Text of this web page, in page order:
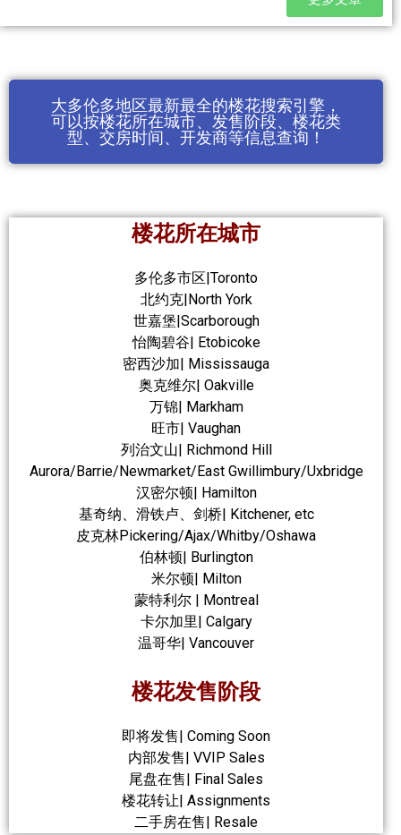
大多伦多地区最新最全的楼花搜索引擎，
可以按楼花所在城市、发售阶段、楼花类
型、交房时间、开发商等信息查询！
楼花所在城市
多伦多市区|Toronto
北约克|North York
世嘉堡|Scarborough
怡陶碧谷| Etobicoke
密西沙加| Mississauga
奥克维尔| Oakville
万锦| Markham
旺市| Vaughan
列治文山| Richmond Hill
Aurora/Barrie/Newmarket/East Gwillimbury/Uxbridge
汉密尔顿| Hamilton
基奇纳、滑铁卢、剑桥| Kitchener, etc
皮克林Pickering/Ajax/Whitby/Oshawa
伯林顿| Burlington
米尔顿| Milton
蒙特利尔 | Montreal
卡尔加里| Calgary
温哥华| Vancouver
楼花发售阶段
即将发售| Coming Soon
内部发售| VVIP Sales
尾盘在售| Final Sales
楼花转让| Assignments
二手房在售| Resale